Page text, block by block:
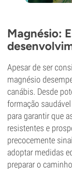
Magnésio:
Apesar de ser
magnésio
canábis. Desde
formação
para garantir que
resistentes e
precocemente
adoptar medidas
preparar o